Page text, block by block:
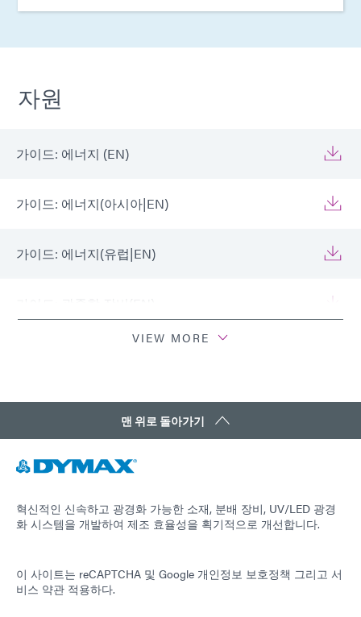
자원
가이드: 에너지 (EN)
가이드: 에너지(아시아|EN)
가이드: 에너지(유럽|EN)
가이드: 광중합 장비(아시아|EN)
가이드: 분배 장비(EN)
VIEW MORE
맨 위로 돌아가기
혁신적인 신속하고 광경화 가능한 소재, 분배 장비, UV/LED 광경
화 시스템을 개발하여 제조 효율성을 획기적으로 개선합니다.
이 사이트는 reCAPTCHA 및 Google 개인정보 보호정책 그리고 서
비스 약관 적용하다.